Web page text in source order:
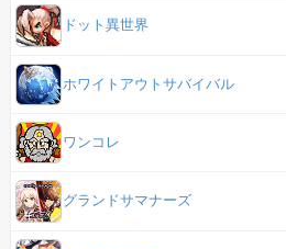
ドット異世界
ホワイトアウトサバイバル
ワンコレ
グランドサマナーズ